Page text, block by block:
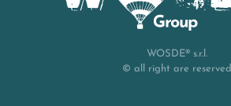
WOSDE® s.r.l.
© all right are reserved